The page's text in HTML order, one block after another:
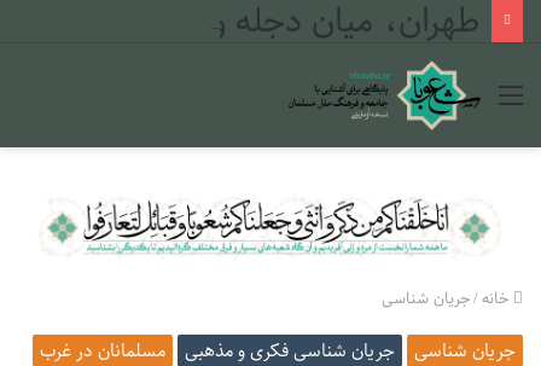
طهران، میان دجله و فرات
منو
خانه/جریان شناسی
جریان شناسی جریان شناسی فکری و مذهبی مسلمانان در غرب